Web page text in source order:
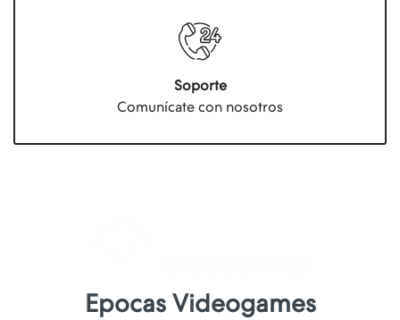
Soporte
Comunícate con nosotros
Epocas Videogames